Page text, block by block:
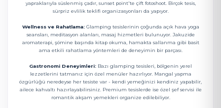
yapraklarıyla süslenmiş çadır, sunset point'te çift fotoshoot. Birçok tesis,
sürpriz evlilik teklifi organizasyonları da yapıyor.
Wellness ve Rahatlama:Glamping tesislerinin çoğunda açık hava yoga
seansları, meditasyon alanları, masaj hizmetleri bulunuyor. Jakuzide
aromaterapi, şömine başında kitap okuma, hamakta sallanma gibi basit
ama etkili rahatlama yöntemleri de deneyimin bir parçası.
Gastronomi Deneyimleri: Bazı glamping tesisleri, bölgenin yerel
lezzetlerini tatmanız için özel menüler hazırlıyor. Mangal yapma
özgürlüğü neredeyse her tesiste var - kendi yemeğinizi kendiniz yapabilir,
ailece kahvaltı hazırlayabilirsiniz. Premium tesislerde ise özel şef servisi ile
romantik akşam yemekleri organize edilebiliyor.